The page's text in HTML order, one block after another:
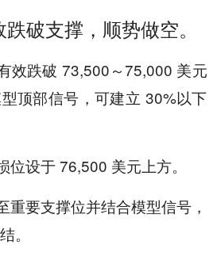
破支撑，顺势做空。
效跌破 73,500～75,000 美元
顶部信号，可建立 30%以下
设于 76,500 美元上方。
要支撑位并结合模型信号，
。